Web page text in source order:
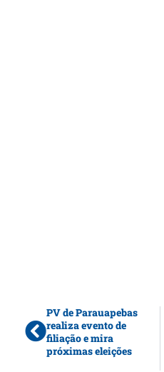
PV de Parauapebas
realiza evento de
filiação e mira
próximas eleições